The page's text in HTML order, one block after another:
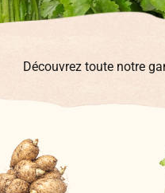
Découvrez toute notre